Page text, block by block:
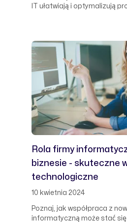
IT ułatwiają i optymalizują
Rola firmy
biznesie - skuteczne
technologiczne
10 kwietnia 2024
Poznaj, jak współpraca z
informatyczną może stać